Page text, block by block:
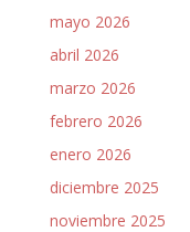
mayo 2026
abril 2026
marzo 2026
febrero 2026
enero 2026
diciembre 2025
noviembre 2025